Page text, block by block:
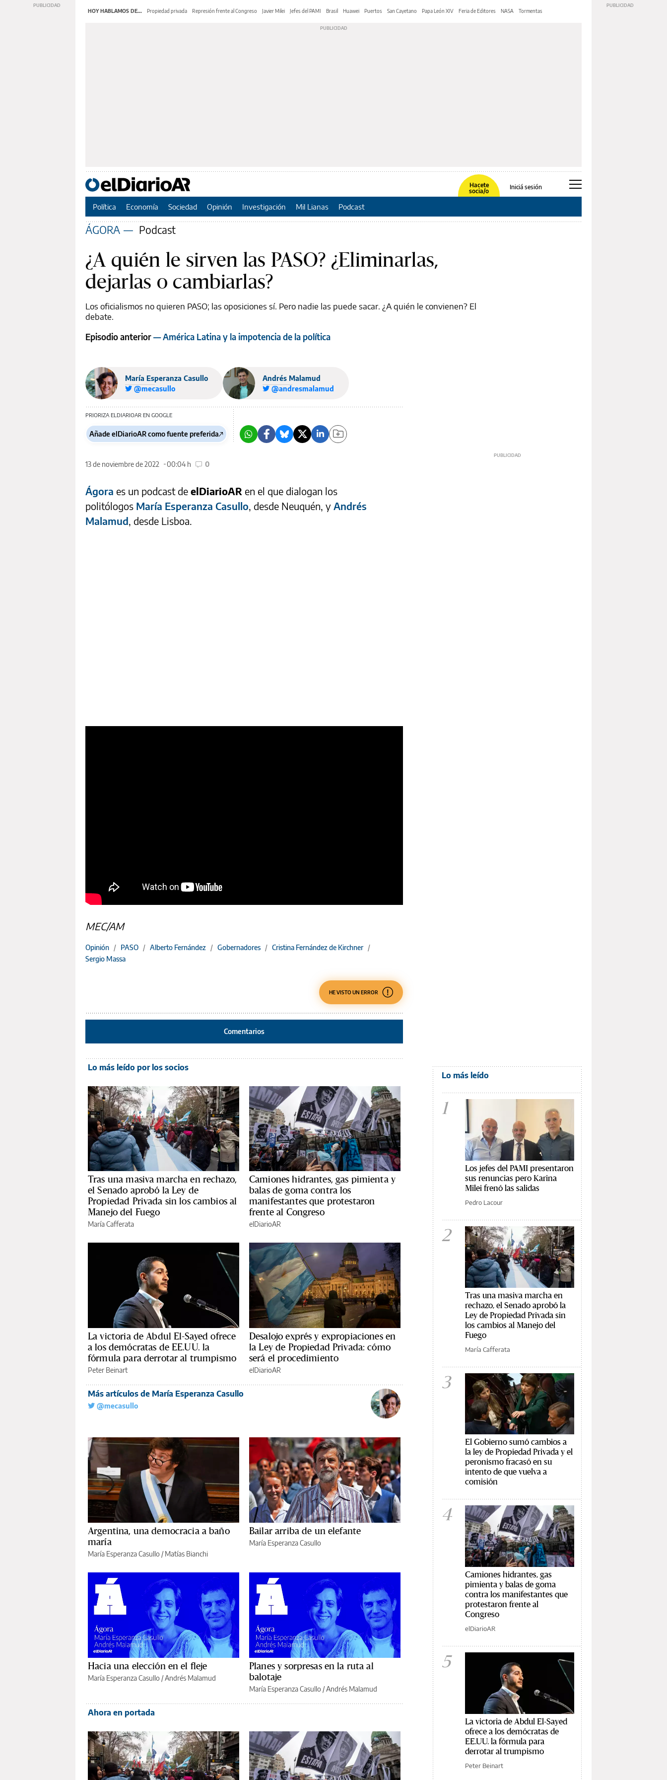
HOY HABLAMOS DE... Propiedad privada Represión frente al Congreso Javier Milei Jefes del PAMI Brasil Huawei Puertos San Cayetano Papa León XIV Feria de Editores NASA Tormentas
Hacete
socia/o
Iniciá sesión
Política Economía Sociedad Opinión Investigación Mil Lianas Podcast
ÁGORA — Podcast
¿A quién le sirven las PASO? ¿Eliminarlas,
dejarlas o cambiarlas?
Los oficialismos no quieren PASO; las oposiciones sí. Pero nadie las puede sacar. ¿A quién le convienen? El
debate.
Episodio anterior— América Latina y la impotencia de la política
María Esperanza Casullo
@mecasullo
Andrés Malamud
@andresmalamud
PRIORIZA ELDIARIOAR EN GOOGLE
Añade elDiarioAR como fuente preferida
13 de noviembre de 2022 00:04 h 0
Ágora es un podcast de elDiarioAR en el que dialogan los
politólogos María Esperanza Casullo, desde Neuquén, y Andrés
Malamud, desde Lisboa.
MEC/AM
Opinión / PASO / Alberto Fernández / Gobernadores / Cristina Fernández de Kirchner /
Sergio Massa
HE VISTO UN ERROR
Comentarios
Lo más leído por los socios
Tras una masiva marcha en rechazo,
el Senado aprobó la Ley de
Propiedad Privada sin los cambios al
Manejo del Fuego
María Cafferata
Camiones hidrantes, gas pimienta y
balas de goma contra los
manifestantes que protestaron
frente al Congreso
elDiarioAR
La victoria de Abdul El-Sayed ofrece
a los demócratas de EE.UU. la
fórmula para derrotar al trumpismo
Peter Beinart
Desalojo exprés y expropiaciones en
la Ley de Propiedad Privada: cómo
será el procedimiento
elDiarioAR
Más artículos de María Esperanza Casullo
@mecasullo
Argentina, una democracia a baño
maría
María Esperanza Casullo /Matías Bianchi
Bailar arriba de un elefante
María Esperanza Casullo
Hacia una elección en el fleje
María Esperanza Casullo /Andrés Malamud
Planes y sorpresas en la ruta al
balotaje
María Esperanza Casullo /Andrés Malamud
Ahora en portada
Lo más leído
1
Los jefes del PAMI presentaron
sus renuncias pero Karina
Milei frenó las salidas
Pedro Lacour
2
Tras una masiva marcha en
rechazo, el Senado aprobó la
Ley de Propiedad Privada sin
los cambios al Manejo del
Fuego
María Cafferata
3
El Gobierno sumó cambios a
la ley de Propiedad Privada y el
peronismo fracasó en su
intento de que vuelva a
comisión
4
Camiones hidrantes, gas
pimienta y balas de goma
contra los manifestantes que
protestaron frente al
Congreso
elDiarioAR
5
La victoria de Abdul El-Sayed
ofrece a los demócratas de
EE.UU. la fórmula para
derrotar al trumpismo
Peter Beinart